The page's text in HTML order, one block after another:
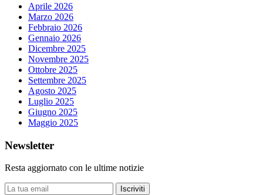
Aprile 2026
Marzo 2026
Febbraio 2026
Gennaio 2026
Dicembre 2025
Novembre 2025
Ottobre 2025
Settembre 2025
Agosto 2025
Luglio 2025
Giugno 2025
Maggio 2025
Newsletter
Resta aggiornato con le ultime notizie
Iscriviti